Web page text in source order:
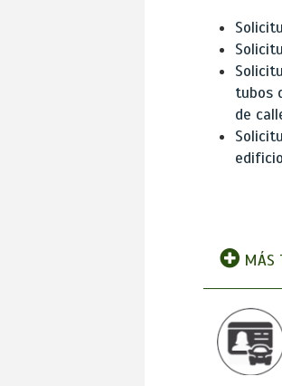
tubos
de
MÁS